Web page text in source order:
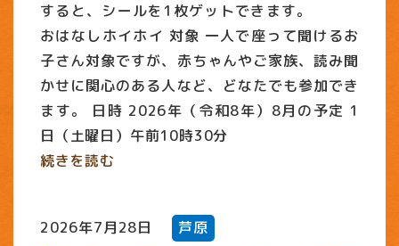
すると、シールを1枚ゲットできます。
おはなしホイホイ 対象 一人で座って聞けるお
子さん対象ですが、赤ちゃんやご家族、読み聞
かせに関心のある人など、どなたでも参加でき
ます。 日時 2026年（令和8年）8月の予定 1
日（土曜日）午前10時30分
続きを読む
2026年7月28日 芦原